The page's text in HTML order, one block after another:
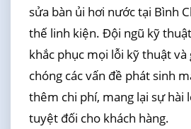
sửa bàn ủi hơi nước tại Bình
thế linh kiện. Đội ngũ kỹ
khắc phục mọi lỗi kỹ thuật
chóng các vấn đề phát sinh
thêm chi phí, mang lại sự hài
tuyệt đối cho khách hàng.